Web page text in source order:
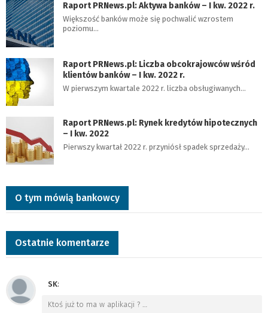
Raport PRNews.pl: Aktywa banków – I kw. 2022 r.
Większość banków może się pochwalić wzrostem
poziomu…
Raport PRNews.pl: Liczba obcokrajowców wśród
klientów banków – I kw. 2022 r.
W pierwszym kwartale 2022 r. liczba obsługiwanych…
Raport PRNews.pl: Rynek kredytów hipotecznych
– I kw. 2022
Pierwszy kwartał 2022 r. przyniósł spadek sprzedaży…
O tym mówią bankowcy
Ostatnie komentarze
SK:
Ktoś już to ma w aplikacji ? …